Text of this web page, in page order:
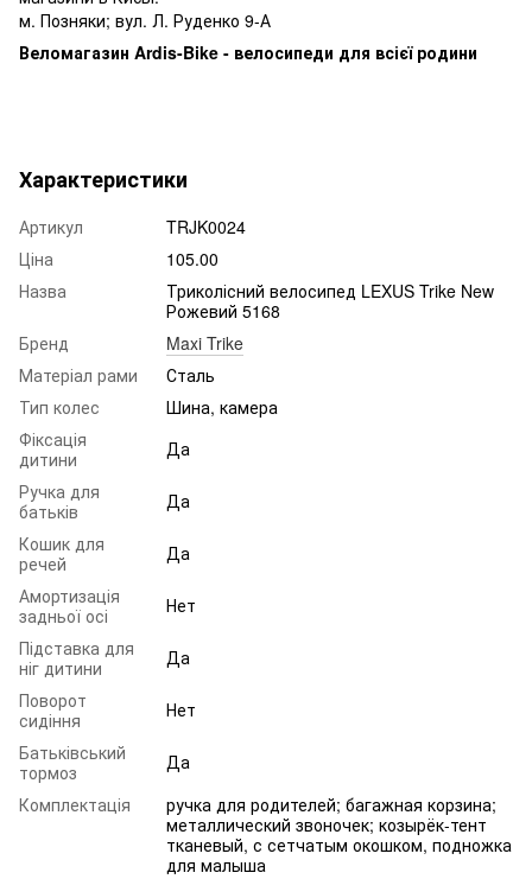
м. Позняки; вул. Л. Руденко 9-А
Веломагазин Ardis-Bike - велосипеди для всієї родини
Характеристики
Артикул
TRJK0024
Ціна
105.00
Назва
Триколісний велосипед LEXUS Trike New
Рожевий 5168
Бренд
Maxi Trike
Матеріал рами
Сталь
Тип колес
Шина, камера
Фіксація
дитини
Да
Ручка для
батьків
Да
Кошик для
речей
Да
Амортизація
задньої осі
Нет
Підставка для
ніг дитини
Да
Поворот
сидіння
Нет
Батьківський
тормоз
Да
Комплектація
ручка для родителей; багажная корзина;
металлический звоночек; козырёк-тент
тканевый, с сетчатым окошком, подножка
для малыша